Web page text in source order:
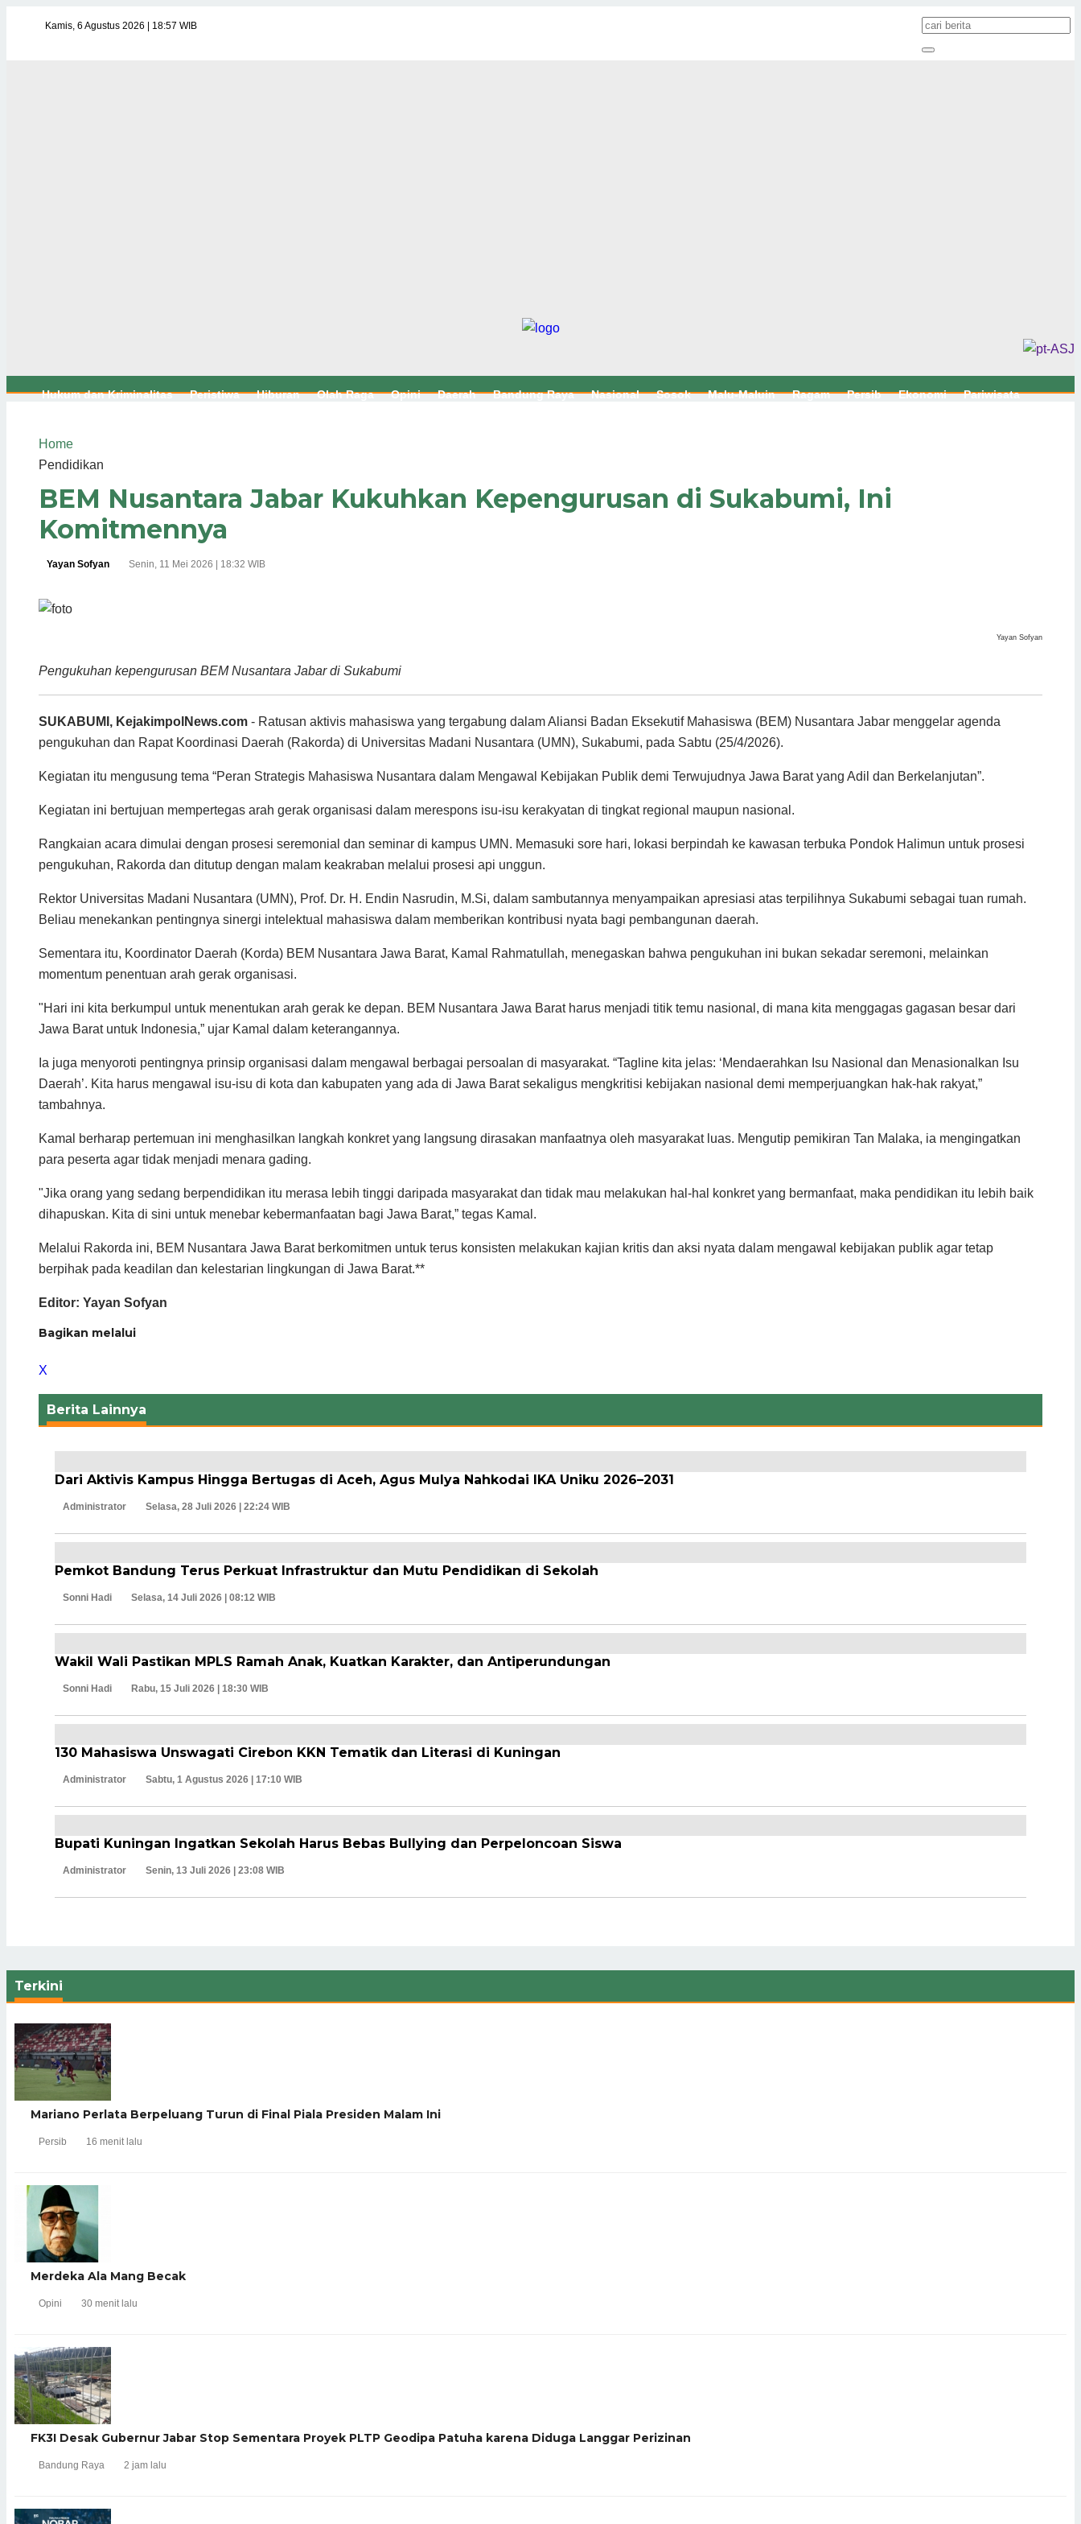
Kamis, 6 Agustus 2026 | 18:57 WIB
Hukum dan Kriminalitas Peristiwa Hiburan Olah Raga Opini Daerah Bandung Raya Nasional Sosok Malu-Maluin Ragam Persib Ekonomi Pariwisata
Home
Pendidikan
BEM Nusantara Jabar Kukuhkan Kepengurusan di Sukabumi, Ini
Komitmennya
Yayan Sofyan Senin, 11 Mei 2026 | 18:32 WIB
Yayan Sofyan
Pengukuhan kepengurusan BEM Nusantara Jabar di Sukabumi
SUKABUMI, KejakimpolNews.com - Ratusan aktivis mahasiswa yang tergabung dalam Aliansi Badan Eksekutif Mahasiswa (BEM) Nusantara Jabar menggelar agenda
pengukuhan dan Rapat Koordinasi Daerah (Rakorda) di Universitas Madani Nusantara (UMN), Sukabumi, pada Sabtu (25/4/2026).
Kegiatan itu mengusung tema “Peran Strategis Mahasiswa Nusantara dalam Mengawal Kebijakan Publik demi Terwujudnya Jawa Barat yang Adil dan Berkelanjutan”.
Kegiatan ini bertujuan mempertegas arah gerak organisasi dalam merespons isu-isu kerakyatan di tingkat regional maupun nasional.
Rangkaian acara dimulai dengan prosesi seremonial dan seminar di kampus UMN. Memasuki sore hari, lokasi berpindah ke kawasan terbuka Pondok Halimun untuk prosesi
pengukuhan, Rakorda dan ditutup dengan malam keakraban melalui prosesi api unggun.
Rektor Universitas Madani Nusantara (UMN), Prof. Dr. H. Endin Nasrudin, M.Si, dalam sambutannya menyampaikan apresiasi atas terpilihnya Sukabumi sebagai tuan rumah.
Beliau menekankan pentingnya sinergi intelektual mahasiswa dalam memberikan kontribusi nyata bagi pembangunan daerah.
Sementara itu, Koordinator Daerah (Korda) BEM Nusantara Jawa Barat, Kamal Rahmatullah, menegaskan bahwa pengukuhan ini bukan sekadar seremoni, melainkan
momentum penentuan arah gerak organisasi.
"Hari ini kita berkumpul untuk menentukan arah gerak ke depan. BEM Nusantara Jawa Barat harus menjadi titik temu nasional, di mana kita menggagas gagasan besar dari
Jawa Barat untuk Indonesia,” ujar Kamal dalam keterangannya.
Ia juga menyoroti pentingnya prinsip organisasi dalam mengawal berbagai persoalan di masyarakat. “Tagline kita jelas: ‘Mendaerahkan Isu Nasional dan Menasionalkan Isu
Daerah’. Kita harus mengawal isu-isu di kota dan kabupaten yang ada di Jawa Barat sekaligus mengkritisi kebijakan nasional demi memperjuangkan hak-hak rakyat,”
tambahnya.
Kamal berharap pertemuan ini menghasilkan langkah konkret yang langsung dirasakan manfaatnya oleh masyarakat luas. Mengutip pemikiran Tan Malaka, ia mengingatkan
para peserta agar tidak menjadi menara gading.
"Jika orang yang sedang berpendidikan itu merasa lebih tinggi daripada masyarakat dan tidak mau melakukan hal-hal konkret yang bermanfaat, maka pendidikan itu lebih baik
dihapuskan. Kita di sini untuk menebar kebermanfaatan bagi Jawa Barat,” tegas Kamal.
Melalui Rakorda ini, BEM Nusantara Jawa Barat berkomitmen untuk terus konsisten melakukan kajian kritis dan aksi nyata dalam mengawal kebijakan publik agar tetap
berpihak pada keadilan dan kelestarian lingkungan di Jawa Barat.**
Editor: Yayan Sofyan
Bagikan melalui
X
Berita Lainnya
Dari Aktivis Kampus Hingga Bertugas di Aceh, Agus Mulya Nahkodai IKA Uniku 2026–2031
Administrator Selasa, 28 Juli 2026 | 22:24 WIB
Pemkot Bandung Terus Perkuat Infrastruktur dan Mutu Pendidikan di Sekolah
Sonni Hadi Selasa, 14 Juli 2026 | 08:12 WIB
Wakil Wali Pastikan MPLS Ramah Anak, Kuatkan Karakter, dan Antiperundungan
Sonni Hadi Rabu, 15 Juli 2026 | 18:30 WIB
130 Mahasiswa Unswagati Cirebon KKN Tematik dan Literasi di Kuningan
Administrator Sabtu, 1 Agustus 2026 | 17:10 WIB
Bupati Kuningan Ingatkan Sekolah Harus Bebas Bullying dan Perpeloncoan Siswa
Administrator Senin, 13 Juli 2026 | 23:08 WIB
Terkini
Mariano Perlata Berpeluang Turun di Final Piala Presiden Malam Ini
Persib 16 menit lalu
Merdeka Ala Mang Becak
Opini 30 menit lalu
FK3I Desak Gubernur Jabar Stop Sementara Proyek PLTP Geodipa Patuha karena Diduga Langgar Perizinan
Bandung Raya 2 jam lalu